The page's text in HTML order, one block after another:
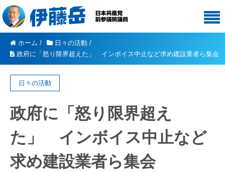
ホーム / 日々の活動 /
政府に「怒り限界超えた」 インボイス中止など求め建設業者ら集会
日々の活動
政府に「怒り限界超え
た」 インボイス中止など
求め建設業者ら集会